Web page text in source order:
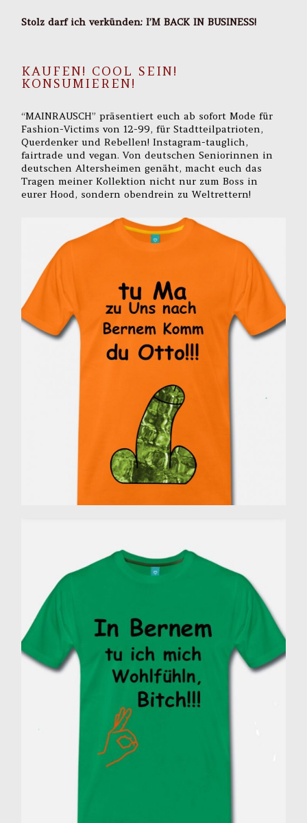
Stolz darf ich verkünden: I’M BACK IN BUSINESS!
KAUFEN! COOL SEIN!
KONSUMIEREN!
“MAINRAUSCH” präsentiert euch ab sofort Mode für
Fashion-Victims von 12-99, für Stadtteilpatrioten,
Querdenker und Rebellen! Instagram-tauglich,
fairtrade und vegan. Von deutschen Seniorinnen in
deutschen Altersheimen genäht, macht euch das
Tragen meiner Kollektion nicht nur zum Boss in
eurer Hood, sondern obendrein zu Weltrettern!